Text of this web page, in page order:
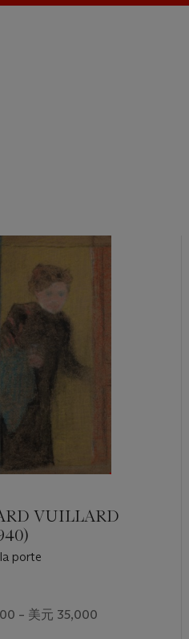
VUILLARD
porte
– 美元 35,000